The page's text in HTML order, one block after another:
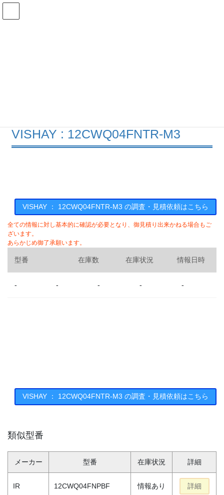
コ
ナ
VISHAY : 12CWQ04FNTR-M3
VISHAY ： 12CWQ04FNTR-M3 の調査・見積依頼はこちら
全ての情報に対し基本的に確認が必要となり、御見積り出来かねる場合もご
ざいます。
あらかじめ御了承願います。
型番 在庫数 在庫状況 情報日時
- - - - -
VISHAY ： 12CWQ04FNTR-M3 の調査・見積依頼はこちら
類似型番
メーカー 型番 在庫状況 詳細
IR 12CWQ04FNPBF 情報あり 詳細